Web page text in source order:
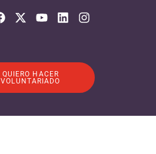
QUIERO HACER
VOLUNTARIADO